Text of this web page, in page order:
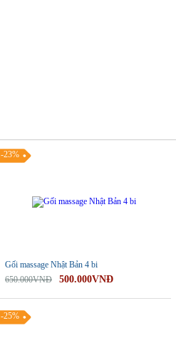
Gối massage Nhật Bản 4 bi
650.000VNĐ
500.000VNĐ
-23%
-25%